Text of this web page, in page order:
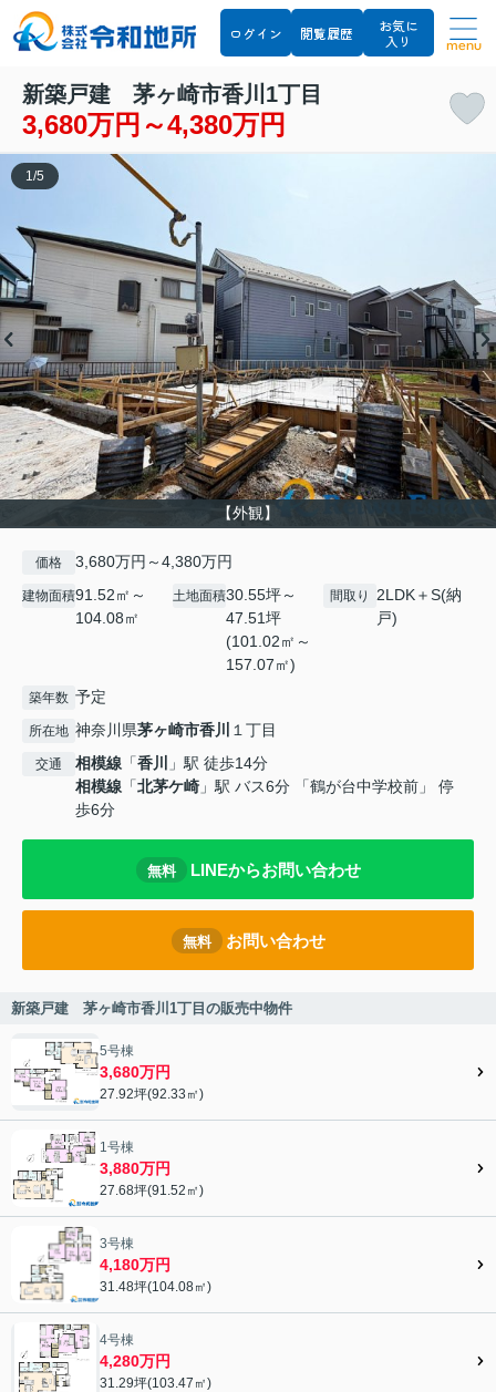
ログイン 閲覧履歴
お気に
入り
menu
新築戸建 茅ヶ崎市香川1丁目
3,680万円～4,380万円
【外観】
1 /5
価格 3,680万円～4,380万円
建物面積91.52㎡～
104.08㎡
土地面積30.55坪～
47.51坪
(101.02㎡～
157.07㎡)
間取り
2LDK＋S(納
戸)
築年数 予定
所在地 神奈川県茅ヶ崎市香川 １丁目
交通 相模線 「香川
」駅 徒歩14分
相模線 「北茅ケ崎 」駅 バス6分 「鶴が台中学校前」 停
歩6分
無料 LINEからお問い合わせ
無料 お問い合わせ
新築戸建 茅ヶ崎市香川1丁目の販売中物件
5号棟
3,680万円
27.92坪(92.33㎡)
1号棟
3,880万円
27.68坪(91.52㎡)
3号棟
4,180万円
31.48坪(104.08㎡)
4号棟
4,280万円
31.29坪(103.47㎡)